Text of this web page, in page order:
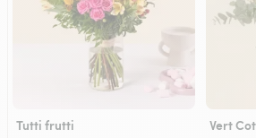
Tutti frutti Vert